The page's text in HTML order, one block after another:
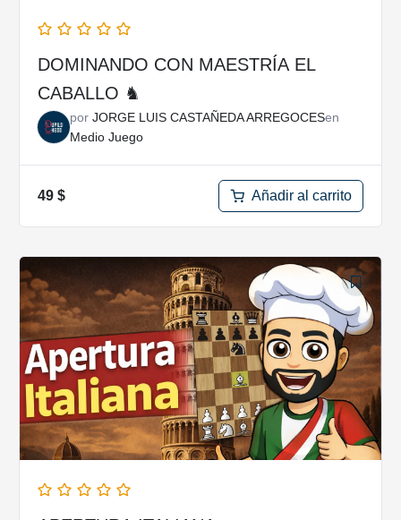
DOMINANDO CON MAESTRÍA EL
CABALLO ♞
por JORGE LUIS CASTAÑEDA ARREGOCESen
Medio Juego
49 $ Añadir al carrito